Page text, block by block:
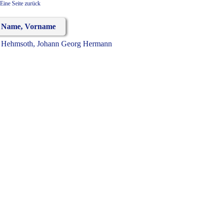
Eine Seite zurück
Name, Vorname
Hehmsoth, Johann Georg Hermann